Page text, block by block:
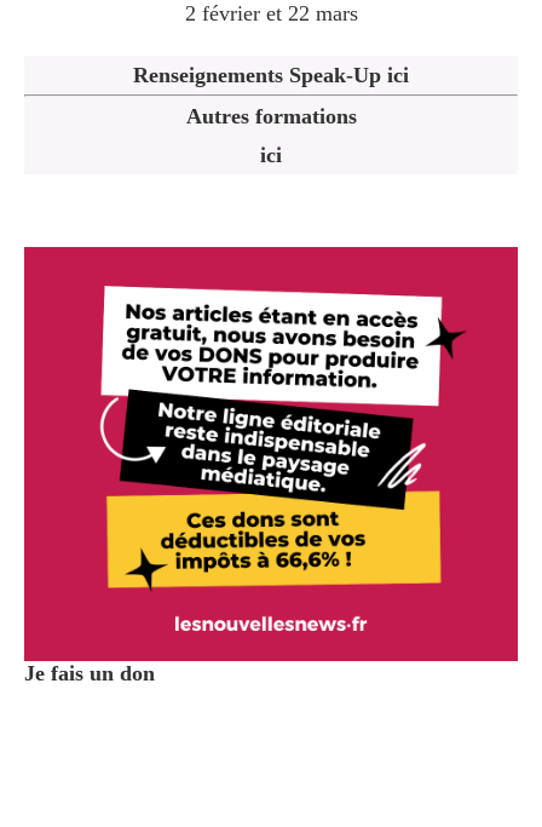
2 février et 22 mars
Renseignements Speak-Up ici
Autres formations
ici
Je fais un don